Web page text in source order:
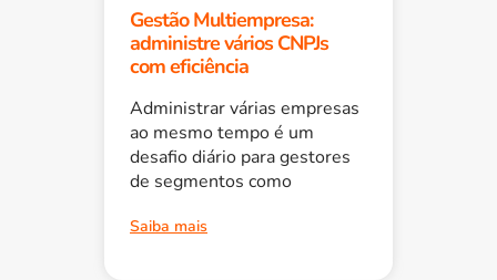
Gestão Multiempresa:
administre vários CNPJs
com eficiência
Administrar várias empresas
ao mesmo tempo é um
desafio diário para gestores
de segmentos como
Saiba mais